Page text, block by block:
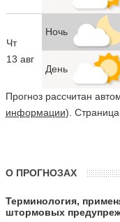
Чт
13 авг
Ночь
День
Прогноз рассчитан
информации).
О ПРОГНОЗАХ
Терминология,
штормовых